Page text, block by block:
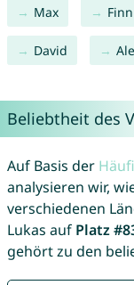
Max Finn
David
Beliebtheit des
Auf Basis der
analysieren wir,
verschiedenen
Lukas auf Platz
gehört zu den